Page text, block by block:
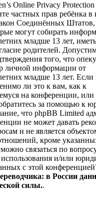
Online Privacy
частных прав ребёнка в
Соединённых
могут собирать
младше 13 лет,
родителей.
того, что
личной информации от
младше 13 лет.
ли это к вам, как к
на конференции, или
за помощью к
что phpBB Limited
не может давать
и не является
кроме
связаться по
использования и/или
с этой
в России
силы..